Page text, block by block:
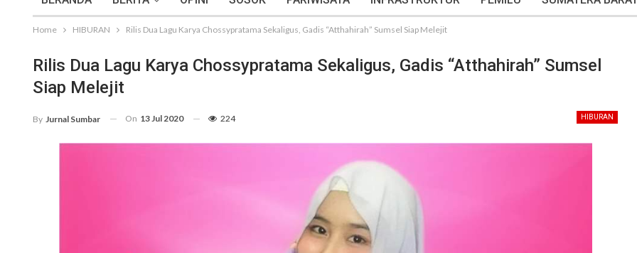
Home HIBURAN Rilis Dua Lagu Karya Chossypratama Sekaligus, Gadis “Atthahirah” Sumsel Siap Melejit
Rilis Dua Lagu Karya Chossypratama Sekaligus, Gadis “Atthahirah” Sumsel
Siap Melejit
HIBURAN
By Jurnal Sumbar On 13 Jul 2020 224